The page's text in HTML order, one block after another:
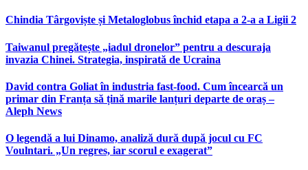
Chindia Târgoviște și Metaloglobus închid etapa a 2-a a Ligii 2
Taiwanul pregătește „iadul dronelor” pentru a descuraja
invazia Chinei. Strategia, inspirată de Ucraina
David contra Goliat în industria fast-food. Cum încearcă un
primar din Franța să țină marile lanțuri departe de oraș –
Aleph News
O legendă a lui Dinamo, analiză dură după jocul cu FC
Voulntari. „Un regres, iar scorul e exagerat”